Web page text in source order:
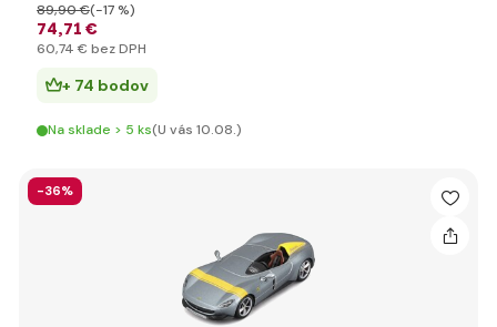
74,71 €
89,90 €(-17 %)
60,74 € bez DPH
+ 74 bodov
Na sklade > 5 ks(U vás 10.08.)
-36%